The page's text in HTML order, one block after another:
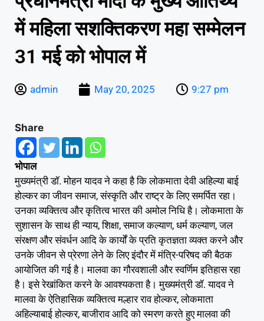
में महिला सशक्तिकरण महा सम्मेलन
31 मई को भोपाल में
admin May 20, 2025 9:27 pm
Share
भोपाल
मुख्यमंत्री डॉ. मोहन यादव ने कहा है कि लोकमाता देवी अहिल्या बाई
होल्कर का जीवन समाज, संस्कृति और राष्ट्र के लिए समर्पित रहा।
उनका व्यक्तित्व और कृतित्व भारत की अमोल निधि है। लोकमाता के
सुशासन के साथ ही न्याय, शिक्षा, समाज कल्याण, धर्म कल्याण, जल
संरक्षण और संवर्धन आदि के कार्यों के प्रति कृतज्ञता व्यक्त करने और
उनके जीवन से प्रेरणा लेने के लिए इंदौर में मंत्रि-परिषद की बैठक
आयोजित की गई है। मालवा का गौरवशाली और स्वर्णिम इतिहास रहा
है। इसे रेखांकित करने के आवश्यकता है। मुख्यमंत्री डॉ. यादव ने
मालवा के ऐतिहासिक व्यक्तित्व मल्हार राव होल्कर, लोकमाता
अहिल्याबाई होल्कर, बाजीराव आदि को स्मरण करते हुए मालवा की